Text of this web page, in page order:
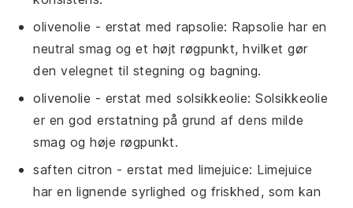
olivenolie - erstat medrapsolie: Rapsolie har en
neutral smag og et højt røgpunkt, hvilket gør
den velegnet til stegning og bagning.
olivenolie - erstat medsolsikkeolie: Solsikkeolie
er en god erstatning på grund af dens milde
smag og høje røgpunkt.
saften citron - erstat med limejuice: Limejuice
har en lignende syrlighed og friskhed, som kan